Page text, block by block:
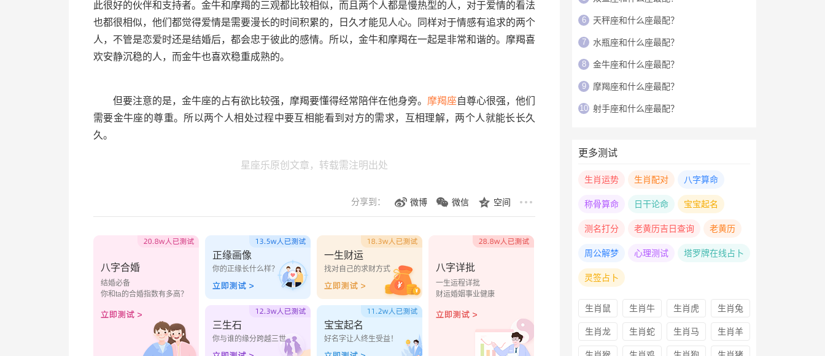
此很好的伙伴和支持者。金牛和摩羯的三观都比较相似，而且两个人都是慢热型的人，对于爱情的看法
也都很相似，他们都觉得爱情是需要漫长的时间积累的，日久才能见人心。同样对于情感有追求的两个
人，不管是恋爱时还是结婚后，都会忠于彼此的感情。所以，金牛和摩羯在一起是非常和谐的。摩羯喜
欢安静沉稳的人，而金牛也喜欢稳重成熟的。
但要注意的是，金牛座的占有欲比较强，摩羯要懂得经常陪伴在他身旁。 摩羯座自尊心很强，他们
需要金牛座的尊重。所以两个人相处过程中要互相能看到对方的需求，互相理解，两个人就能长长久
久。
星座乐原创文章，转载需注明出处
分享到： 微博 微信 空间
八字合婚
结婚必备
你和ta的合婚指数有多高？
正缘画像
你的正缘长什么样？
一生财运
找对自己的求财方式
三生石
你与谁的缘分跨越三世
宝宝起名
好名字让人终生受益！
八字详批
一生运程详批
财运婚姻事业健康
6 天秤座和什么座最配？
7 水瓶座和什么座最配？
8 金牛座和什么座最配？
9 摩羯座和什么座最配？
10 射手座和什么座最配？
更多测试
生肖运势 生肖配对 八字算命
称骨算命 日干论命 宝宝起名
测名打分 老黄历吉日查询 老黄历
周公解梦 心理测试 塔罗牌在线占卜
灵签占卜
生肖鼠 生肖牛 生肖虎 生肖兔
生肖龙 生肖蛇 生肖马 生肖羊